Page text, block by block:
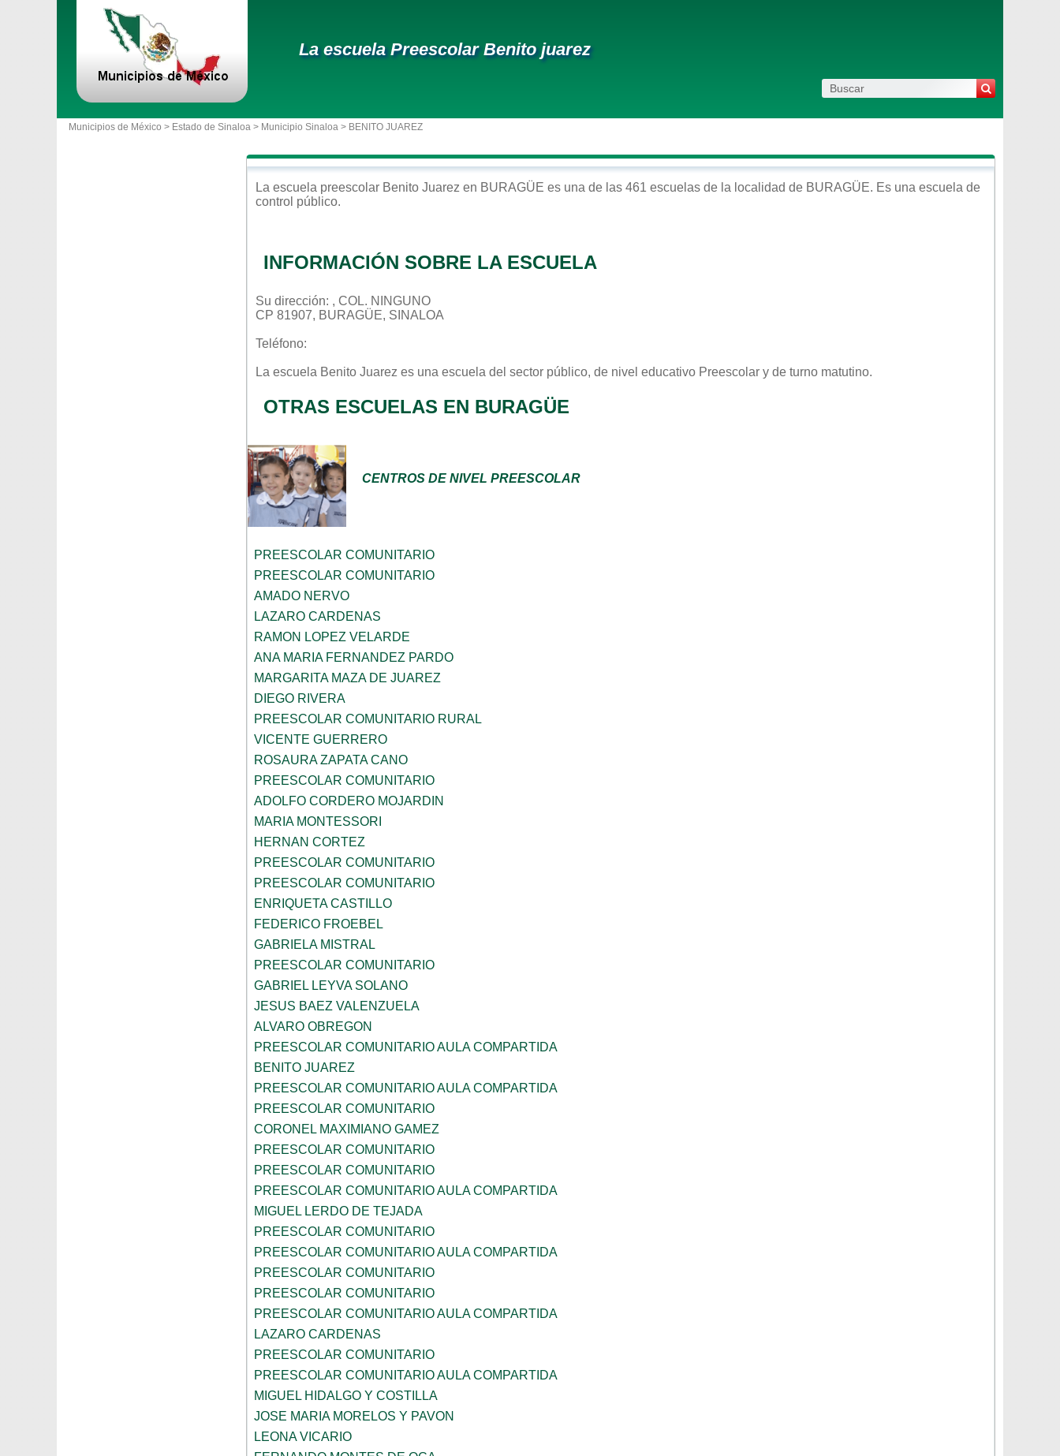
La escuela Preescolar Benito juarez
Municipios de México > Estado de Sinaloa > Municipio Sinaloa > BENITO JUAREZ
La escuela preescolar Benito Juarez en BURAGÜE es una de las 461 escuelas de la localidad de BURAGÜE. Es una escuela de
control público.
INFORMACIÓN SOBRE LA ESCUELA
Su dirección: , COL. NINGUNO
CP 81907, BURAGÜE, SINALOA
Teléfono:
La escuela Benito Juarez es una escuela del sector público, de nivel educativo Preescolar y de turno matutino.
OTRAS ESCUELAS EN BURAGÜE
CENTROS DE NIVEL PREESCOLAR
PREESCOLAR COMUNITARIO
PREESCOLAR COMUNITARIO
AMADO NERVO
LAZARO CARDENAS
RAMON LOPEZ VELARDE
ANA MARIA FERNANDEZ PARDO
MARGARITA MAZA DE JUAREZ
DIEGO RIVERA
PREESCOLAR COMUNITARIO RURAL
VICENTE GUERRERO
ROSAURA ZAPATA CANO
PREESCOLAR COMUNITARIO
ADOLFO CORDERO MOJARDIN
MARIA MONTESSORI
HERNAN CORTEZ
PREESCOLAR COMUNITARIO
PREESCOLAR COMUNITARIO
ENRIQUETA CASTILLO
FEDERICO FROEBEL
GABRIELA MISTRAL
PREESCOLAR COMUNITARIO
GABRIEL LEYVA SOLANO
JESUS BAEZ VALENZUELA
ALVARO OBREGON
PREESCOLAR COMUNITARIO AULA COMPARTIDA
BENITO JUAREZ
PREESCOLAR COMUNITARIO AULA COMPARTIDA
PREESCOLAR COMUNITARIO
CORONEL MAXIMIANO GAMEZ
PREESCOLAR COMUNITARIO
PREESCOLAR COMUNITARIO
PREESCOLAR COMUNITARIO AULA COMPARTIDA
MIGUEL LERDO DE TEJADA
PREESCOLAR COMUNITARIO
PREESCOLAR COMUNITARIO AULA COMPARTIDA
PREESCOLAR COMUNITARIO
PREESCOLAR COMUNITARIO
PREESCOLAR COMUNITARIO AULA COMPARTIDA
LAZARO CARDENAS
PREESCOLAR COMUNITARIO
PREESCOLAR COMUNITARIO AULA COMPARTIDA
MIGUEL HIDALGO Y COSTILLA
JOSE MARIA MORELOS Y PAVON
LEONA VICARIO